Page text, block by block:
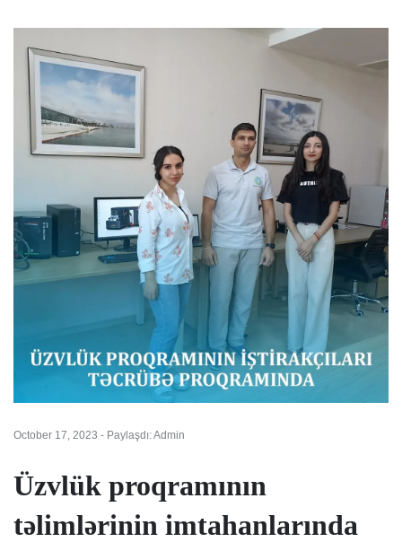
October 17, 2023 - Paylaşdı: Admin
Üzvlük proqramının
təlimlərinin imtahanlarında